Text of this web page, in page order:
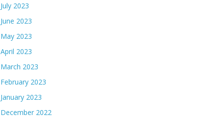
July 2023
June 2023
May 2023
April 2023
March 2023
February 2023
January 2023
December 2022